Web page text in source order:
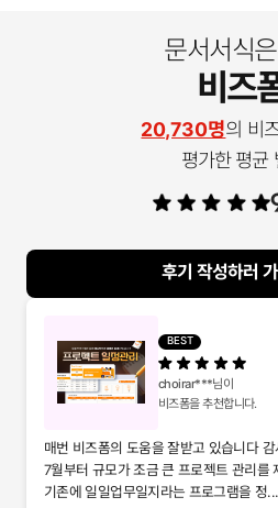
문서서식
비즈
20,730명의 비
평가한 평균
후기 작성하러
BEST
choirar***님이
비즈폼을 추천합니다.
매번 비즈폼의 도움을 잘받고 있습니다
7월부터 규모가 조금 큰 프로젝트 관리를
기존에 일일업무일지라는 프로그램을 정...